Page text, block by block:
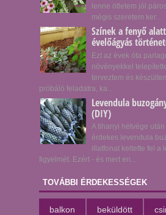
lenne ötletem jól
mégis szeretem ker...
Színek a fenyő
évelőágyás
Ezt az évek óta
növényekkel
terveztem és
próbáló feladatra, ka...
Levendula
(DIY)
A tihanyi hétvége után
érdekes levendula
illatfonat keltette fel a
figyelmét. Ezért - és mert en...
TOVÁBBI ÉRDEKESSÉGEK
balkon beküldött